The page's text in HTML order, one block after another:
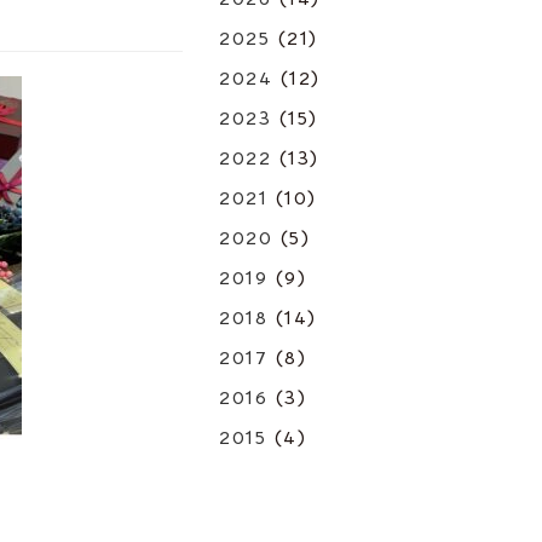
2025 (21)
2024 (12)
2023 (15)
2022 (13)
2021 (10)
2020 (5)
2019 (9)
2018 (14)
2017 (8)
2016 (3)
2015 (4)